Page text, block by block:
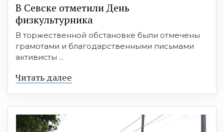
В Севске отметили День
физкультурника
В торжественной обстановке были отмечены
грамотами и благодарственными письмами
активисты ...
Читать далее